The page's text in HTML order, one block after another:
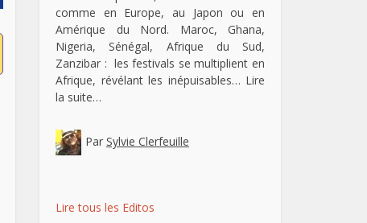
comme en Europe, au Japon ou en
Amérique du Nord. Maroc, Ghana,
Nigeria, Sénégal, Afrique du Sud,
Zanzibar : les festivals se multiplient en
Afrique, révélant les inépuisables… Lire
la suite…
Par Sylvie Clerfeuille
Lire tous les Editos